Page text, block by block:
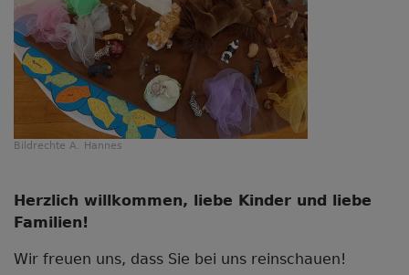
Bildrechte A. Hannes
Herzlich willkommen, liebe Kinder und liebe
Familien!
Wir freuen uns, dass Sie bei uns reinschauen!